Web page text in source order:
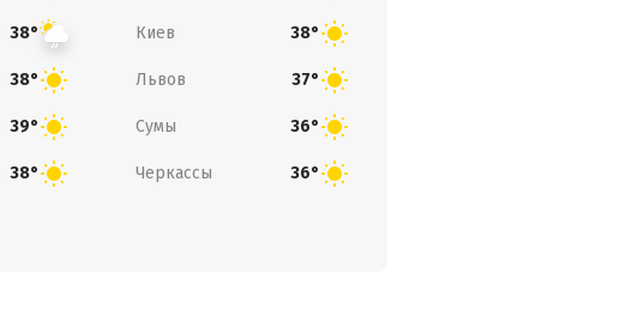
38° Киев 38°
38° Львов 37°
39° Сумы 36°
38° Черкассы 36°